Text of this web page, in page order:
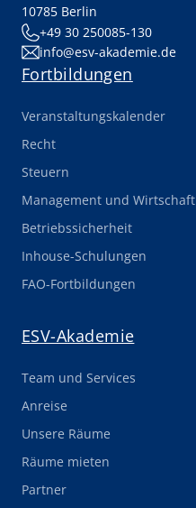
10785 Berlin
+49 30 250085-130
info@esv-akademie.de
Fortbildungen
Veranstaltungskalender
Recht
Steuern
Management und Wirtschaft
Betriebssicherheit
Inhouse-Schulungen
FAO-Fortbildungen
ESV-Akademie
Team und Services
Anreise
Unsere Räume
Räume mieten
Partner